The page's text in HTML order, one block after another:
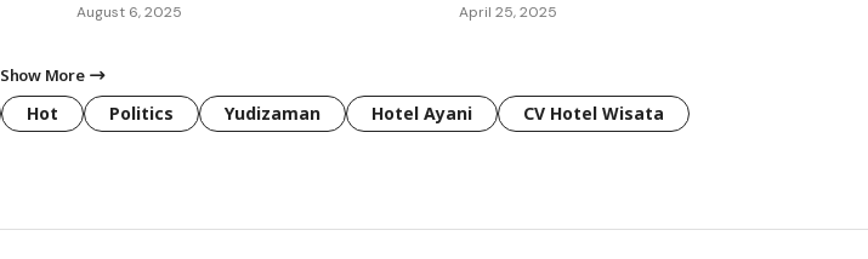
August 6, 2025 April 25, 2025
Show More
Hot Politics Yudizaman Hotel Ayani CV Hotel Wisata